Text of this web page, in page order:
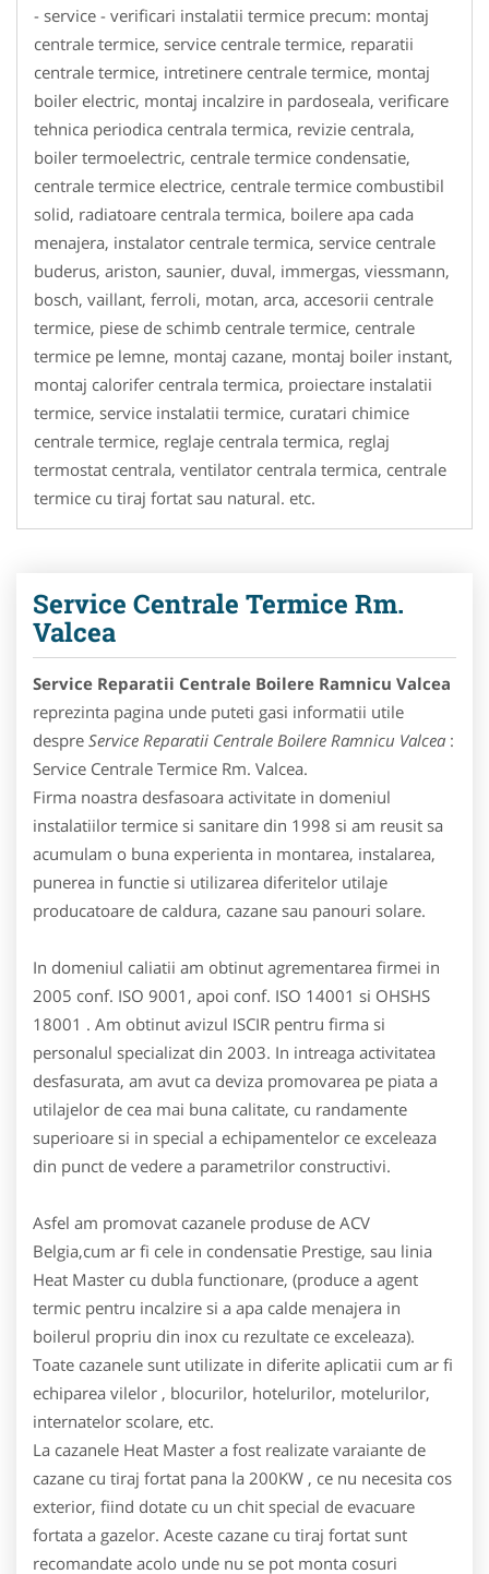
- service - verificari instalatii termice precum: montaj
centrale termice, service centrale termice, reparatii
centrale termice, intretinere centrale termice, montaj
boiler electric, montaj incalzire in pardoseala, verificare
tehnica periodica centrala termica, revizie centrala,
boiler termoelectric, centrale termice condensatie,
centrale termice electrice, centrale termice combustibil
solid, radiatoare centrala termica, boilere apa cada
menajera, instalator centrale termica, service centrale
buderus, ariston, saunier, duval, immergas, viessmann,
bosch, vaillant, ferroli, motan, arca, accesorii centrale
termice, piese de schimb centrale termice, centrale
termice pe lemne, montaj cazane, montaj boiler instant,
montaj calorifer centrala termica, proiectare instalatii
termice, service instalatii termice, curatari chimice
centrale termice, reglaje centrala termica, reglaj
termostat centrala, ventilator centrala termica, centrale
termice cu tiraj fortat sau natural. etc.
Service Centrale Termice Rm.
Valcea
Service Reparatii Centrale Boilere Ramnicu Valcea
reprezinta pagina unde puteti gasi informatii utile
despre Service Reparatii Centrale Boilere Ramnicu Valcea :
Service Centrale Termice Rm. Valcea.
Firma noastra desfasoara activitate in domeniul
instalatiilor termice si sanitare din 1998 si am reusit sa
acumulam o buna experienta in montarea, instalarea,
punerea in functie si utilizarea diferitelor utilaje
producatoare de caldura, cazane sau panouri solare.
In domeniul caliatii am obtinut agrementarea firmei in
2005 conf. ISO 9001, apoi conf. ISO 14001 si OHSHS
18001 . Am obtinut avizul ISCIR pentru firma si
personalul specializat din 2003. In intreaga activitatea
desfasurata, am avut ca deviza promovarea pe piata a
utilajelor de cea mai buna calitate, cu randamente
superioare si in special a echipamentelor ce exceleaza
din punct de vedere a parametrilor constructivi.
Asfel am promovat cazanele produse de ACV
Belgia,cum ar fi cele in condensatie Prestige, sau linia
Heat Master cu dubla functionare, (produce a agent
termic pentru incalzire si a apa calde menajera in
boilerul propriu din inox cu rezultate ce exceleaza).
Toate cazanele sunt utilizate in diferite aplicatii cum ar fi
echiparea vilelor , blocurilor, hotelurilor, motelurilor,
internatelor scolare, etc.
La cazanele Heat Master a fost realizate varaiante de
cazane cu tiraj fortat pana la 200KW , ce nu necesita cos
exterior, fiind dotate cu un chit special de evacuare
fortata a gazelor. Aceste cazane cu tiraj fortat sunt
recomandate acolo unde nu se pot monta cosuri